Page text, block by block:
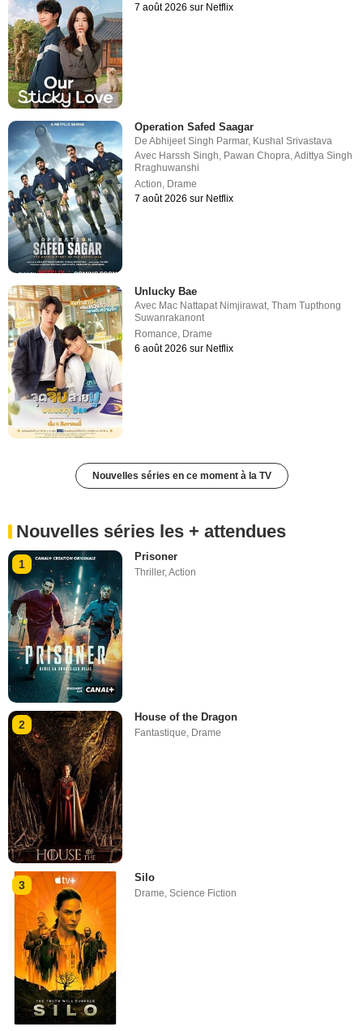
7 août 2026 sur Netflix
Operation Safed Saagar
DeAbhijeet Singh Parmar, Kushal Srivastava
Avec Harssh Singh, Pawan Chopra,Adittya Singh
Rraghuwanshi
Action, Drame
7 août 2026 sur Netflix
Unlucky Bae
Avec Mac Nattapat Nimjirawat,Tham Tupthong
Suwanrakanont
Romance, Drame
6 août 2026 sur Netflix
Nouvelles séries en ce moment à la TV
Nouvelles séries les + attendues
1
Prisoner
Thriller,Action
2
House of the Dragon
Fantastique, Drame
3
Silo
Drame,Science Fiction